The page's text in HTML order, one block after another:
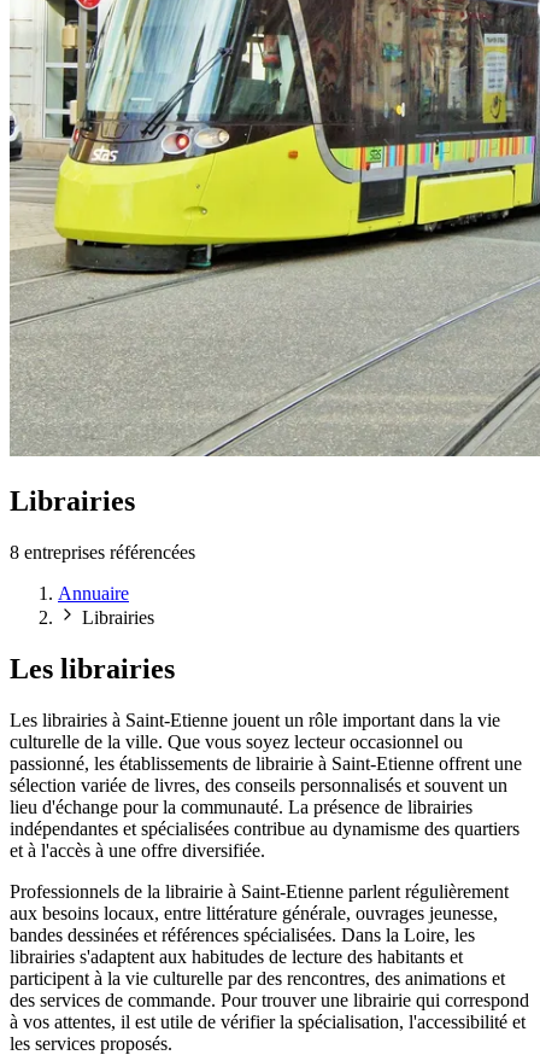
Librairies
8 entreprises référencées
Annuaire
Librairies
Les librairies
Les librairies à Saint-Etienne jouent un rôle important dans la vie
culturelle de la ville. Que vous soyez lecteur occasionnel ou
passionné, les établissements de librairie à Saint-Etienne offrent une
sélection variée de livres, des conseils personnalisés et souvent un
lieu d'échange pour la communauté. La présence de librairies
indépendantes et spécialisées contribue au dynamisme des quartiers
et à l'accès à une offre diversifiée.
Professionnels de la librairie à Saint-Etienne parlent régulièrement
aux besoins locaux, entre littérature générale, ouvrages jeunesse,
bandes dessinées et références spécialisées. Dans la Loire, les
librairies s'adaptent aux habitudes de lecture des habitants et
participent à la vie culturelle par des rencontres, des animations et
des services de commande. Pour trouver une librairie qui correspond
à vos attentes, il est utile de vérifier la spécialisation, l'accessibilité et
les services proposés.